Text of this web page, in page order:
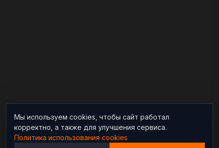
Мы используем cookies, чтобы сайт работал
корректно, а также для улучшения сервиса.
Политика использования cookies